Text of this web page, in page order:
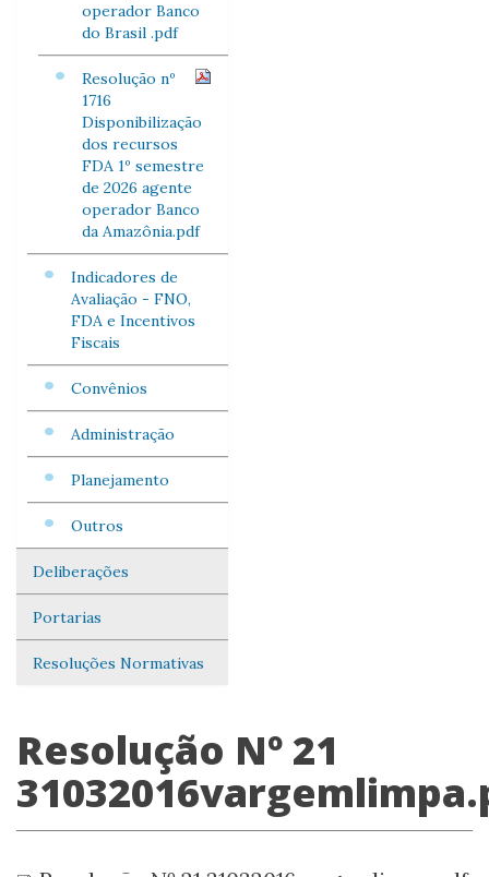
operador Banco
do Brasil .pdf
Resolução nº
1716
Disponibilização
dos recursos
FDA 1º semestre
de 2026 agente
operador Banco
da Amazônia.pdf
Indicadores de
Avaliação - FNO,
FDA e Incentivos
Fiscais
Convênios
Administração
Planejamento
Outros
Deliberações
Portarias
Resoluções Normativas
Resolução Nº 21